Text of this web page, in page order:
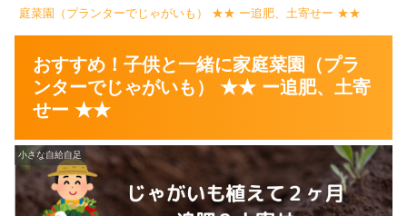
庭菜園（プランターでじゃがいも） ★★ ー追肥、土寄せー ★★
おすすめ！子供と一緒に家庭菜園（プラ
ンターでじゃがいも） ★★ ー追肥、土寄
せー ★★
小さな自給自足